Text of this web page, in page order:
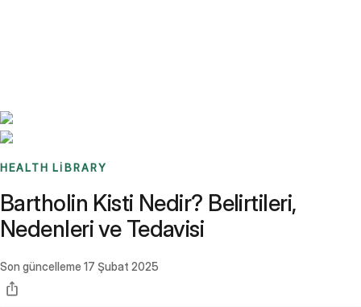
HEALTH LIBRARY
Bartholin Kisti Nedir? Belirtileri,
Nedenleri ve Tedavisi
Son güncelleme 17 Şubat 2025